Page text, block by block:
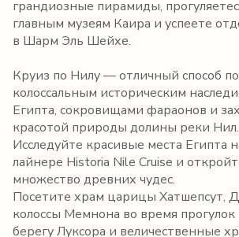
грандиозные пирамиды,
главным музеям Каира и успеете
в Шарм Эль Шейхе.
Круиз по Нилу — отличный способ
колоссальным историческим
Египта, сокровищами фараонов и
красотой природы долины реки Нил.
Исследуйте красивые места Египта
лайнере Historia Nile Cruise и
множество древних чудес.
Посетите храм царицы Хатшепсут,
колоссы Мемнона во время прогулок
берегу Луксора и величественные